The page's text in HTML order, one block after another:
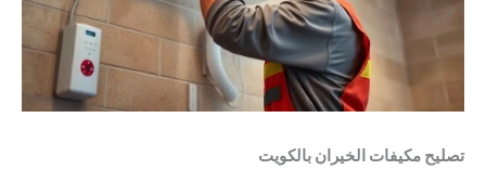
تصليح مكيفات الخيران بالكويت